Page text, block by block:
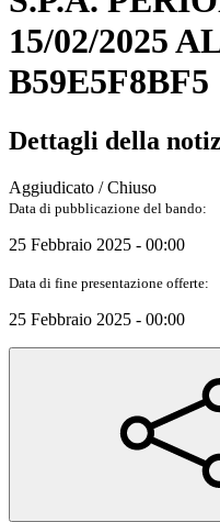
15/02/2025
B59E5F8BF5
Dettagli della
Aggiudicato / Chiuso
Data di pubblicazione del bando:
25 Febbraio 2025 - 00:00
Data di fine presentazione offerte:
25 Febbraio 2025 - 00:00